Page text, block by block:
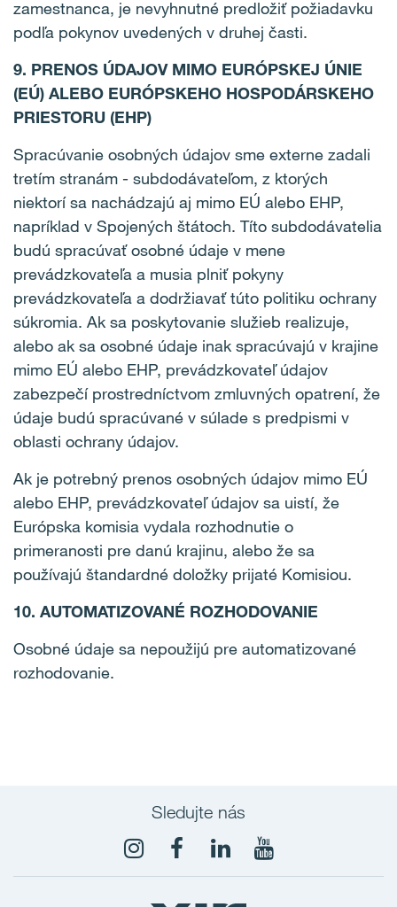
zamestnanca, je nevyhnutné predložiť požiadavku
podľa pokynov uvedených v druhej časti.
9. PRENOS ÚDAJOV MIMO EURÓPSKEJ ÚNIE
(EÚ) ALEBO EURÓPSKEHO HOSPODÁRSKEHO
PRIESTORU (EHP)
Spracúvanie osobných údajov sme externe zadali
tretím stranám - subdodávateľom, z ktorých
niektorí sa nachádzajú aj mimo EÚ alebo EHP,
napríklad v Spojených štátoch. Títo subdodávatelia
budú spracúvať osobné údaje v mene
prevádzkovateľa a musia plniť pokyny
prevádzkovateľa a dodržiavať túto politiku ochrany
súkromia. Ak sa poskytovanie služieb realizuje,
alebo ak sa osobné údaje inak spracúvajú v krajine
mimo EÚ alebo EHP, prevádzkovateľ údajov
zabezpečí prostredníctvom zmluvných opatrení, že
údaje budú spracúvané v súlade s predpismi v
oblasti ochrany údajov.
Ak je potrebný prenos osobných údajov mimo EÚ
alebo EHP, prevádzkovateľ údajov sa uistí, že
Európska komisia vydala rozhodnutie o
primeranosti pre danú krajinu, alebo že sa
používajú štandardné doložky prijaté Komisiou.
10. AUTOMATIZOVANÉ ROZHODOVANIE
Osobné údaje sa nepoužijú pre automatizované
rozhodovanie.
Sledujte nás
YouTube